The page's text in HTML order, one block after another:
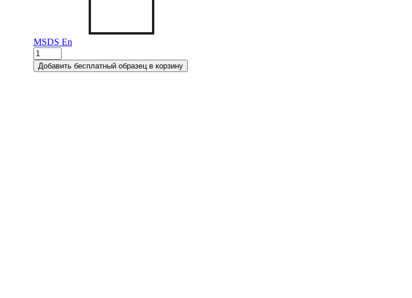
MSDS En
Количество
товара
LHWAX
Добавить бесплатный образец в корзину